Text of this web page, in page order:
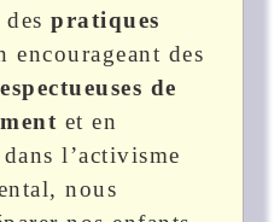
pratiques
encourageant des
de
et en
dans l’activisme
nous